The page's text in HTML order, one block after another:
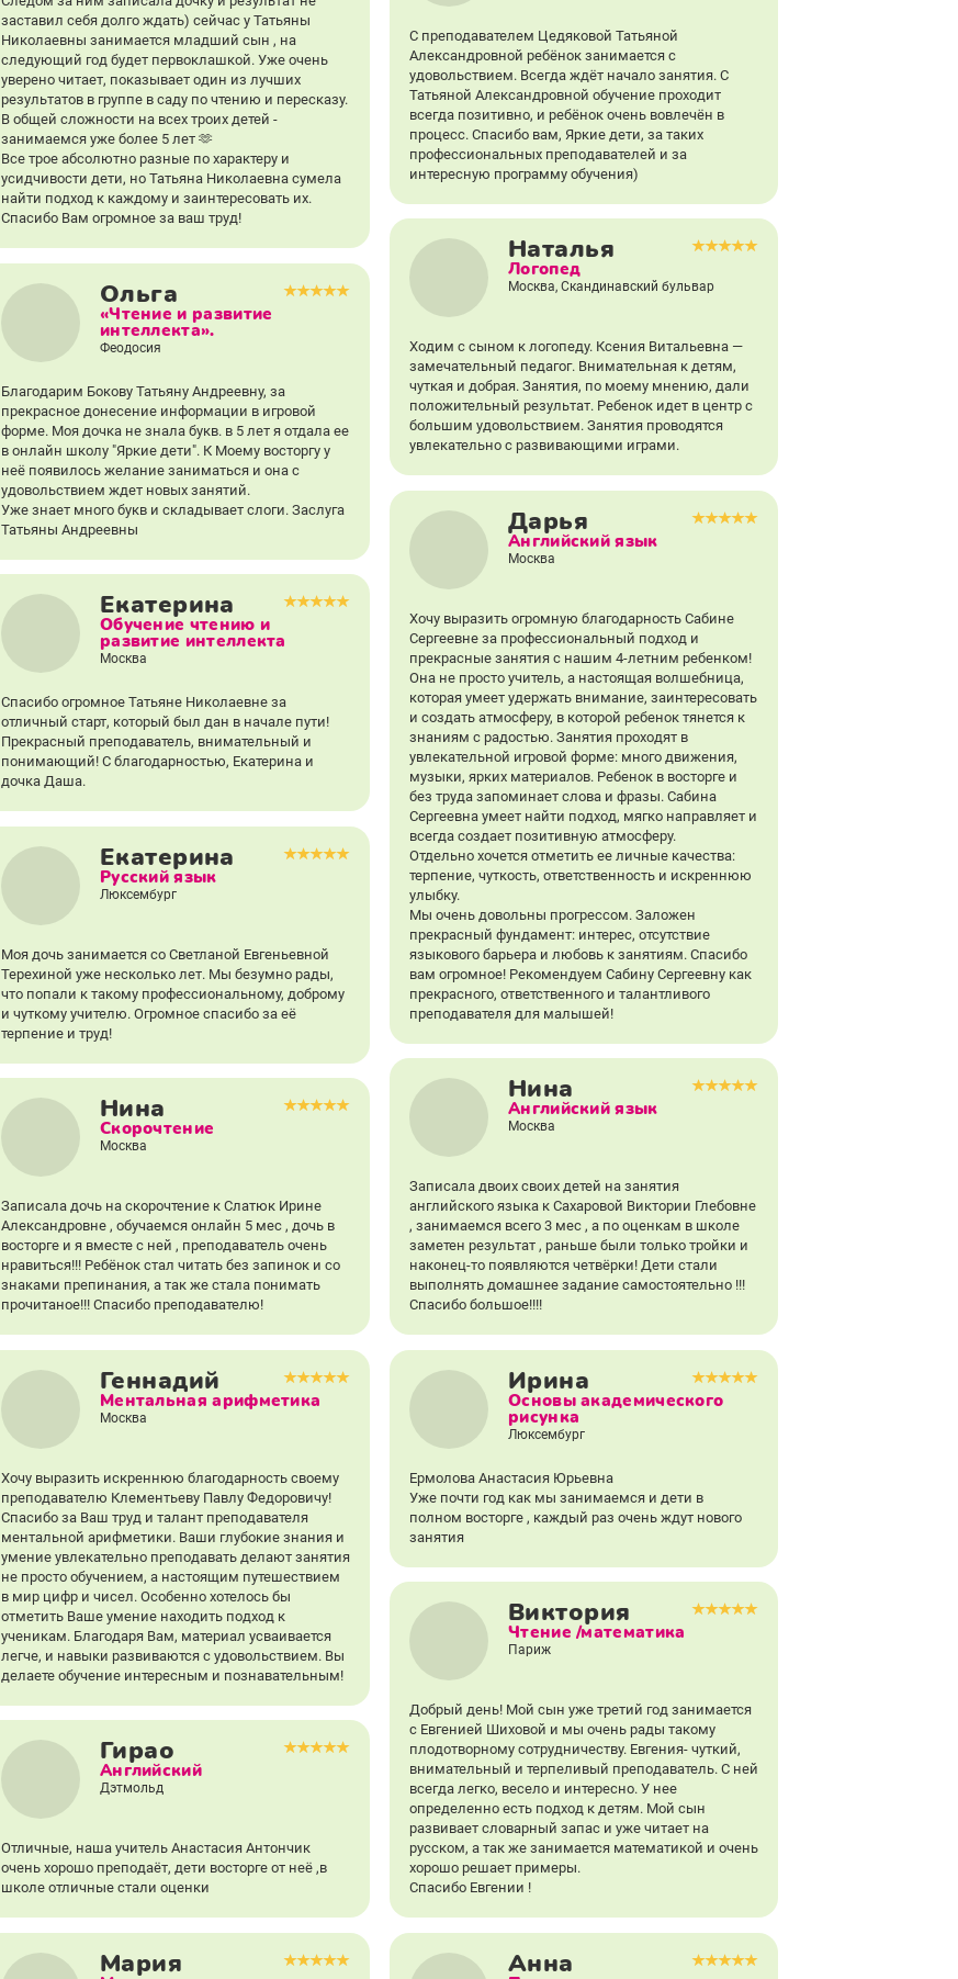
заставил себя долго ждать) сейчас у Татьяны
Николаевны занимается младший сын , на
следующий год будет первоклашкой. Уже очень
уверено читает, показывает один из лучших
результатов в группе в саду по чтению и пересказу.
В общей сложности на всех троих детей -
занимаемся уже более 5 лет 🫶
Все трое абсолютно разные по характеру и
усидчивости дети, но Татьяна Николаевна сумела
найти подход к каждому и заинтересовать их.
Спасибо Вам огромное за ваш труд!
С преподавателем Цедяковой Татьяной
Александровной ребёнок занимается с
удовольствием. Всегда ждёт начало занятия. С
Татьяной Александровной обучение проходит
всегда позитивно, и ребёнок очень вовлечён в
процесс. Спасибо вам, Яркие дети, за таких
профессиональных преподавателей и за
интересную программу обучения)
Наталья
Логопед
Москва, Скандинавский бульвар
Ходим с сыном к логопеду. Ксения Витальевна —
замечательный педагог. Внимательная к детям,
чуткая и добрая. Занятия, по моему мнению, дали
положительный результат. Ребенок идет в центр с
большим удовольствием. Занятия проводятся
увлекательно с развивающими играми.
Ольга
«Чтение и развитие
интеллекта».
Феодосия
Благодарим Бокову Татьяну Андреевну, за
прекрасное донесение информации в игровой
форме. Моя дочка не знала букв. в 5 лет я отдала ее
в онлайн школу "Яркие дети". К Моему восторгу у
неё появилось желание заниматься и она с
удовольствием ждет новых занятий.
Уже знает много букв и складывает слоги. Заслуга
Татьяны Андреевны
Дарья
Английский язык
Москва
Хочу выразить огромную благодарность Сабине
Сергеевне за профессиональный подход и
прекрасные занятия с нашим 4-летним ребенком!
Она не просто учитель, а настоящая волшебница,
которая умеет удержать внимание, заинтересовать
и создать атмосферу, в которой ребенок тянется к
знаниям с радостью. Занятия проходят в
увлекательной игровой форме: много движения,
музыки, ярких материалов. Ребенок в восторге и
без труда запоминает слова и фразы. Сабина
Сергеевна умеет найти подход, мягко направляет и
всегда создает позитивную атмосферу.
Отдельно хочется отметить ее личные качества:
терпение, чуткость, ответственность и искреннюю
улыбку.
Мы очень довольны прогрессом. Заложен
прекрасный фундамент: интерес, отсутствие
языкового барьера и любовь к занятиям. Спасибо
вам огромное! Рекомендуем Сабину Сергеевну как
прекрасного, ответственного и талантливого
преподавателя для малышей!
Екатерина
Обучение чтению и
развитие интеллекта
Москва
Спасибо огромное Татьяне Николаевне за
отличный старт, который был дан в начале пути!
Прекрасный преподаватель, внимательный и
понимающий! С благодарностью, Екатерина и
дочка Даша.
Екатерина
Русский язык
Люксембург
Моя дочь занимается со Светланой Евгеньевной
Терехиной уже несколько лет. Мы безумно рады,
что попали к такому профессиональному, доброму
и чуткому учителю. Огромное спасибо за её
терпение и труд!
Нина
Английский язык
Москва
Записала двоих своих детей на занятия
английского языка к Сахаровой Виктории Глебовне
, занимаемся всего 3 мес , а по оценкам в школе
заметен результат , раньше были только тройки и
наконец-то появляются четвёрки! Дети стали
выполнять домашнее задание самостоятельно !!!
Спасибо большое!!!!
Нина
Скорочтение
Москва
Записала дочь на скорочтение к Слатюк Ирине
Александровне , обучаемся онлайн 5 мес , дочь в
восторге и я вместе с ней , преподаватель очень
нравиться!!! Ребёнок стал читать без запинок и со
знаками препинания, а так же стала понимать
прочитаное!!! Спасибо преподавателю!
Геннадий
Ментальная арифметика
Москва
Хочу выразить искреннюю благодарность своему
преподавателю Клементьеву Павлу Федоровичу!
Спасибо за Ваш труд и талант преподавателя
ментальной арифметики. Ваши глубокие знания и
умение увлекательно преподавать делают занятия
не просто обучением, а настоящим путешествием
в мир цифр и чисел. Особенно хотелось бы
отметить Ваше умение находить подход к
ученикам. Благодаря Вам, материал усваивается
легче, и навыки развиваются с удовольствием. Вы
делаете обучение интересным и познавательным!
Ирина
Основы академического
рисунка
Люксембург
Ермолова Анастасия Юрьевна
Уже почти год как мы занимаемся и дети в
полном восторге , каждый раз очень ждут нового
занятия
Виктория
Чтение /математика
Париж
Добрый день! Мой сын уже третий год занимается
с Евгенией Шиховой и мы очень рады такому
плодотворному сотрудничеству. Евгения- чуткий,
внимательный и терпеливый преподаватель. С ней
всегда легко, весело и интересно. У нее
определенно есть подход к детям. Мой сын
развивает словарный запас и уже читает на
русском, а так же занимается математикой и очень
хорошо решает примеры.
Спасибо Евгении !
Гирао
Английский
Дэтмольд
Отличные, наша учитель Анастасия Антончик
очень хорошо преподаёт, дети восторге от неё ,в
школе отличные стали оценки
Мария Анна